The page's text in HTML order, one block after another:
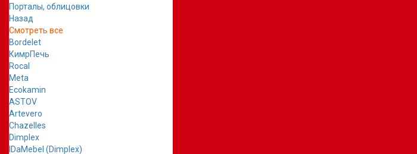
Порталы, облицовки
Назад
Смотреть все
Bordelet
КимрПечь
Rocal
Meta
Ecokamin
ASTOV
Artevero
Chazelles
Dimplex
IDaMebel (Dimplex)